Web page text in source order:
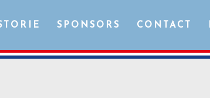
SPONSORS CONTACT